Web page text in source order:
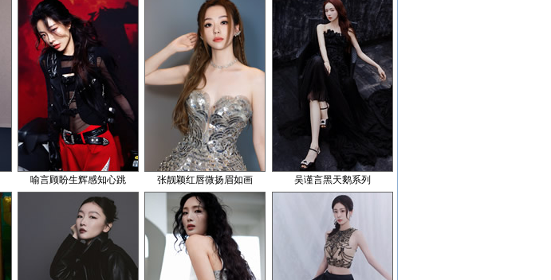
喻言顾盼生辉感知心跳 张靓颖红唇微扬眉如画 吴谨言黑天鹅系列